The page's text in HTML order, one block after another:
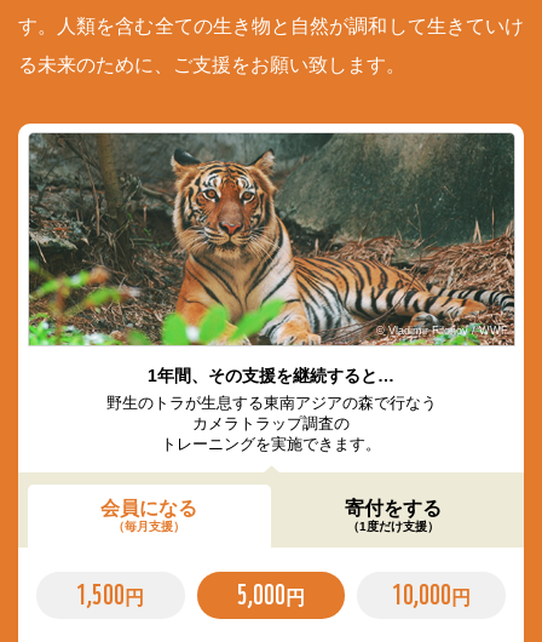
す。人類を含む全ての生き物と自然が調和して生きていけ
る未来のために、ご支援をお願い致します。
© Vladimir Filonov / WWF
1年間、その支援を継続すると…
野生のトラが生息する東南アジアの森で行なう
カメラトラップ調査の
トレーニングを実施できます。
会員になる
（毎月支援）
寄付をする
（1度だけ支援）
1,500 円 5,000 円 10,000 円